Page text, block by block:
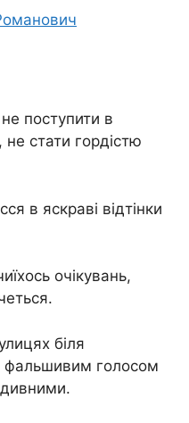
поступити в
не стати гордістю
в яскраві відтінки
очікувань,
біля
фальшивим голосом
дивними.